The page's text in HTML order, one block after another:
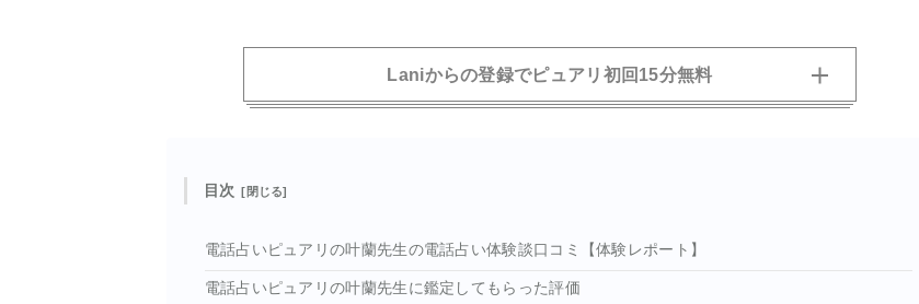
Laniからの登録でピュアリ初回15分無料
目次
電話占いピュアリの叶蘭先生の電話占い体験談口コミ【体験レポート】
電話占いピュアリの叶蘭先生に鑑定してもらった評価